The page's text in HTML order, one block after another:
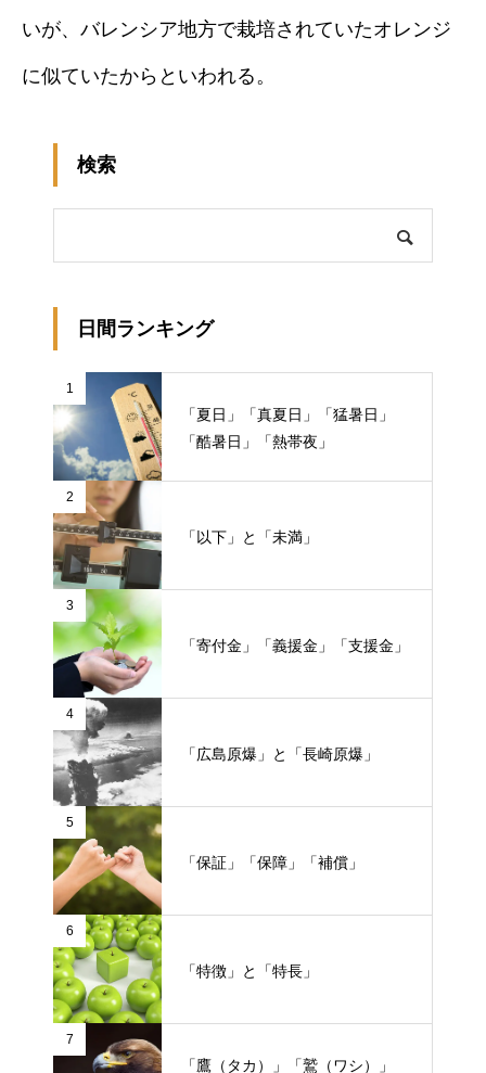
いが、バレンシア地方で栽培されていたオレンジ
に似ていたからといわれる。
検索
日間ランキング
1
「夏日」「真夏日」「猛暑日」
「酷暑日」「熱帯夜」
2
「以下」と「未満」
3
「寄付金」「義援金」「支援金」
4
「広島原爆」と「長崎原爆」
5
「保証」「保障」「補償」
6
「特徴」と「特長」
7
「鷹（タカ）」「鷲（ワシ）」